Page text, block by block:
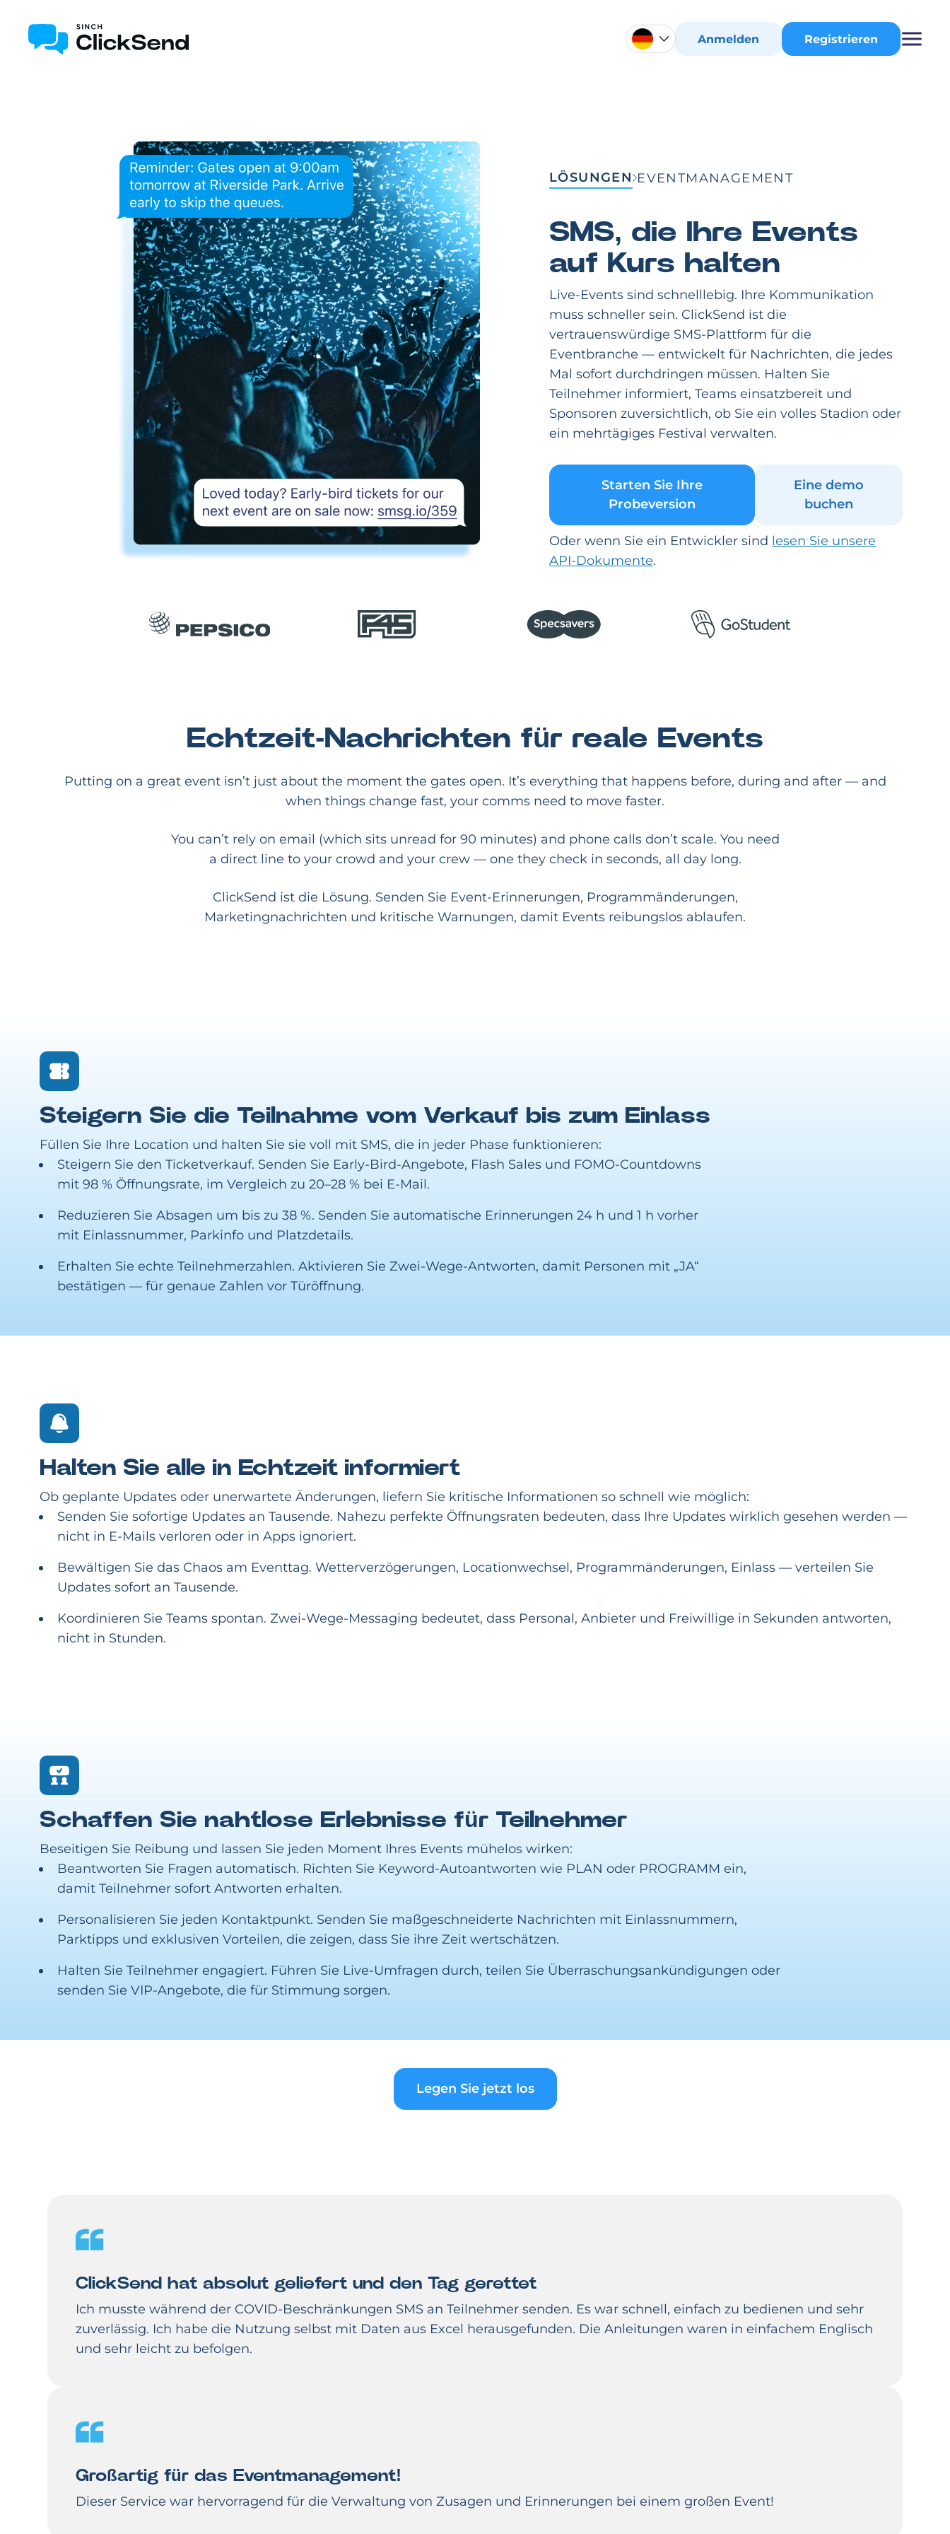
Anmelden Registrieren
LÖSUNGEN EVENTMANAGEMENT
SMS, die Ihre Events
auf Kurs halten
Live-Events sind schnelllebig. Ihre Kommunikation
muss schneller sein. ClickSend ist die
vertrauenswürdige SMS-Plattform für die
Eventbranche — entwickelt für Nachrichten, die jedes
Mal sofort durchdringen müssen. Halten Sie
Teilnehmer informiert, Teams einsatzbereit und
Sponsoren zuversichtlich, ob Sie ein volles Stadion oder
ein mehrtägiges Festival verwalten.
Starten Sie Ihre
Probeversion
Eine demo
buchen
Oder wenn Sie ein Entwickler sind lesen Sie unsere
API-Dokumente.
Echtzeit-Nachrichten für reale Events
Putting on a great event isn’t just about the moment the gates open. It’s everything that happens before, during and after — and
when things change fast, your comms need to move faster.
You can’t rely on email (which sits unread for 90 minutes) and phone calls don’t scale. You need
a direct line to your crowd and your crew — one they check in seconds, all day long.
ClickSend ist die Lösung. Senden Sie Event-Erinnerungen, Programmänderungen,
Marketingnachrichten und kritische Warnungen, damit Events reibungslos ablaufen.
Steigern Sie die Teilnahme vom Verkauf bis zum Einlass
Füllen Sie Ihre Location und halten Sie sie voll mit SMS, die in jeder Phase funktionieren:
Steigern Sie den Ticketverkauf. Senden Sie Early-Bird-Angebote, Flash Sales und FOMO-Countdowns
mit 98 % Öffnungsrate, im Vergleich zu 20–28 % bei E-Mail.
Reduzieren Sie Absagen um bis zu 38 %. Senden Sie automatische Erinnerungen 24 h und 1 h vorher
mit Einlassnummer, Parkinfo und Platzdetails.
Erhalten Sie echte Teilnehmerzahlen. Aktivieren Sie Zwei-Wege-Antworten, damit Personen mit „JA“
bestätigen — für genaue Zahlen vor Türöffnung.
Halten Sie alle in Echtzeit informiert
Ob geplante Updates oder unerwartete Änderungen, liefern Sie kritische Informationen so schnell wie möglich:
Senden Sie sofortige Updates an Tausende. Nahezu perfekte Öffnungsraten bedeuten, dass Ihre Updates wirklich gesehen werden —
nicht in E-Mails verloren oder in Apps ignoriert.
Bewältigen Sie das Chaos am Eventtag. Wetterverzögerungen, Locationwechsel, Programmänderungen, Einlass — verteilen Sie
Updates sofort an Tausende.
Koordinieren Sie Teams spontan. Zwei-Wege-Messaging bedeutet, dass Personal, Anbieter und Freiwillige in Sekunden antworten,
nicht in Stunden.
Schaffen Sie nahtlose Erlebnisse für Teilnehmer
Beseitigen Sie Reibung und lassen Sie jeden Moment Ihres Events mühelos wirken:
Beantworten Sie Fragen automatisch. Richten Sie Keyword-Autoantworten wie PLAN oder PROGRAMM ein,
damit Teilnehmer sofort Antworten erhalten.
Personalisieren Sie jeden Kontaktpunkt. Senden Sie maßgeschneiderte Nachrichten mit Einlassnummern,
Parktipps und exklusiven Vorteilen, die zeigen, dass Sie ihre Zeit wertschätzen.
Halten Sie Teilnehmer engagiert. Führen Sie Live-Umfragen durch, teilen Sie Überraschungsankündigungen oder
senden Sie VIP-Angebote, die für Stimmung sorgen.
Legen Sie jetzt los
ClickSend hat absolut geliefert und den Tag gerettet
Ich musste während der COVID-Beschränkungen SMS an Teilnehmer senden. Es war schnell, einfach zu bedienen und sehr
zuverlässig. Ich habe die Nutzung selbst mit Daten aus Excel herausgefunden. Die Anleitungen waren in einfachem Englisch
und sehr leicht zu befolgen.
Großartig für das Eventmanagement!
Dieser Service war hervorragend für die Verwaltung von Zusagen und Erinnerungen bei einem großen Event!